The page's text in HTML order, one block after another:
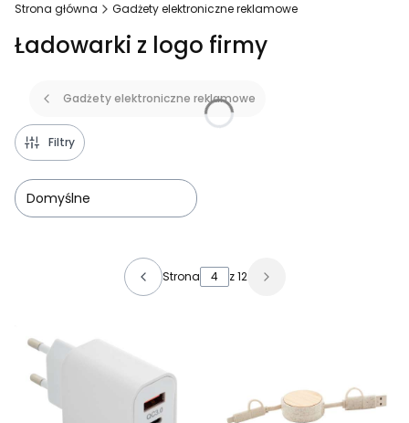
Strona główna Gadżety elektroniczne reklamowe
Ładowarki z logo firmy
Gadżety elektroniczne reklamowe
Filtry
Domyślne
Lista produktów
Strona z 12